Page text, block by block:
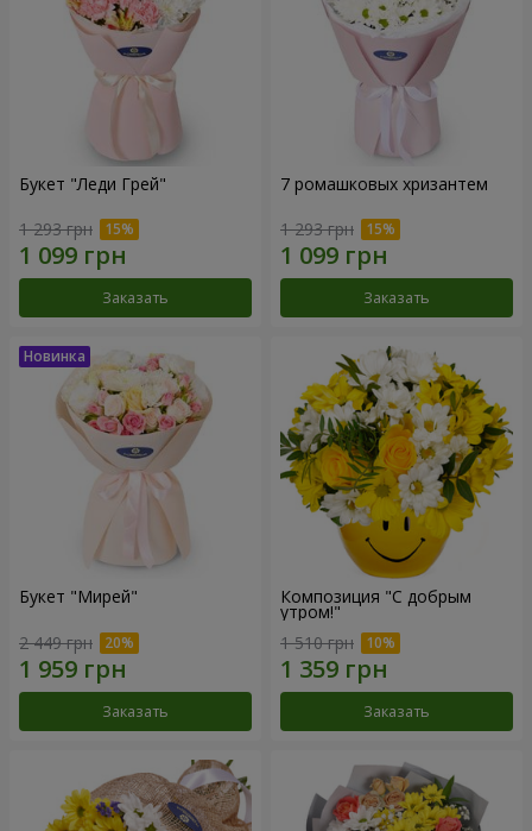
Букет "Леди Грей"
1 293 грн
Заказать
7 ромашковых хризантем
1 293 грн
Заказать
Букет "Мирей"
2 449 грн
Заказать
Композиция "С добрым
утром!"
1 510 грн
Заказать